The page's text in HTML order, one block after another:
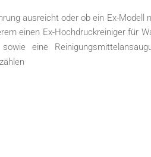
ausreicht oder ob ein Ex-Modell
einen Ex-Hochdruckreiniger für
eine